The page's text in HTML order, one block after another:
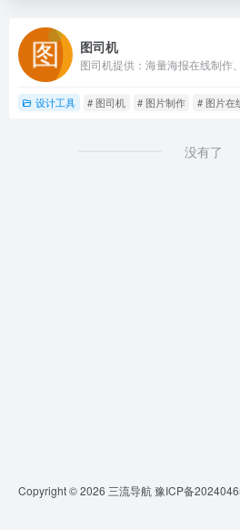
图司机
设计工具 # 图司机 # 图片制作 # 图片在
没有了
Copyright © 2026 三流导航豫ICP备